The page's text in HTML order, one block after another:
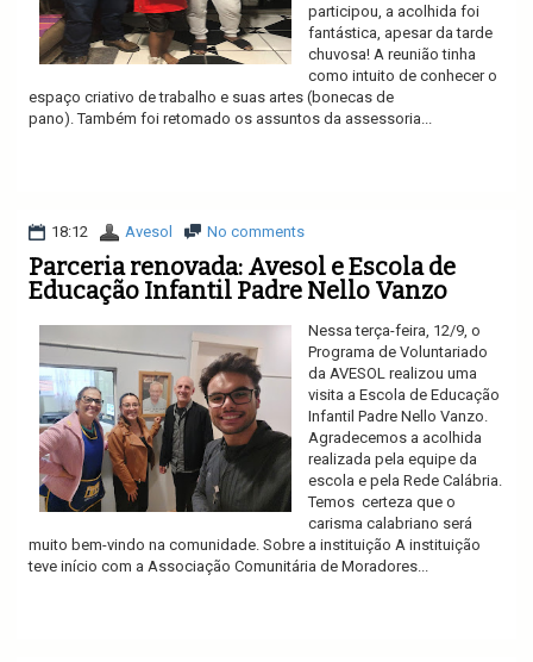
participou, a acolhida foi
fantástica, apesar da tarde
chuvosa! A reunião tinha
como intuito de conhecer o
espaço criativo de trabalho e suas artes (bonecas de
pano). Também foi retomado os assuntos da assessoria...
18:12 Avesol No comments
Parceria renovada: Avesol e Escola de
Educação Infantil Padre Nello Vanzo
Nessa terça-feira, 12/9, o
Programa de Voluntariado
da AVESOL realizou uma
visita a Escola de Educação
Infantil Padre Nello Vanzo.
Agradecemos a acolhida
realizada pela equipe da
escola e pela Rede Calábria.
Temos certeza que o
carisma calabriano será
muito bem-vindo na comunidade. Sobre a instituição A instituição
teve início com a Associação Comunitária de Moradores...